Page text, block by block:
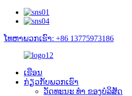
ໂທຫາພວກເຮົາ: +86 13775973186
ເຮືອນ
ກ່ຽວ​ກັບ​ພວກ​ເຮົາ
ວັດທະນະ ທຳ ຂອງບໍລິສັດ